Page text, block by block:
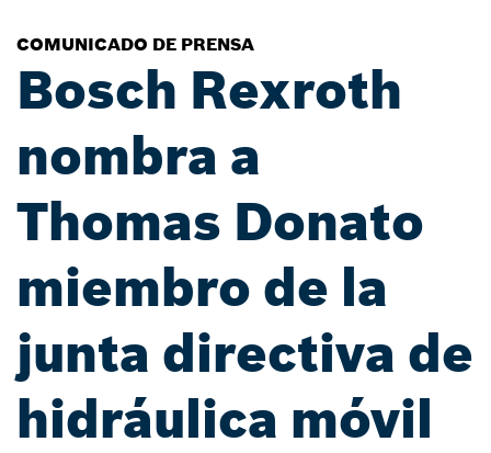
COMUNICADO DE PRENSA
Bosch Rexroth
nombra a
Thomas Donato
miembro de la
junta directiva de
hidráulica móvil